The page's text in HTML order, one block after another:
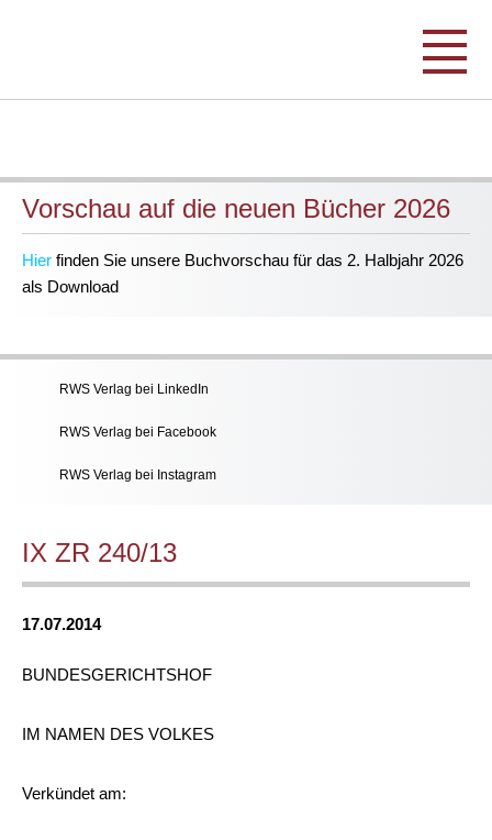
Vorschau auf die neuen Bücher 2026
Hier finden Sie unsere Buchvorschau für das 2. Halbjahr 2026
als Download
RWS Verlag bei LinkedIn
RWS Verlag bei Facebook
RWS Verlag bei Instagram
IX ZR 240/13
17.07.2014
BUNDESGERICHTSHOF
IM NAMEN DES VOLKES
Verkündet am: